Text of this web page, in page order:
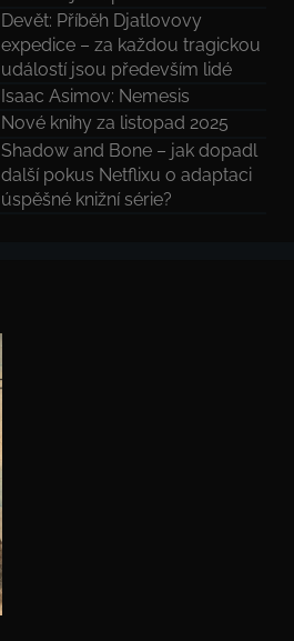
Devět: Příběh Djatlovovy
expedice – za každou tragickou
událostí jsou především lidé
Isaac Asimov: Nemesis
Nové knihy za listopad 2025
Shadow and Bone – jak dopadl
další pokus Netflixu o adaptaci
úspěšné knižní série?